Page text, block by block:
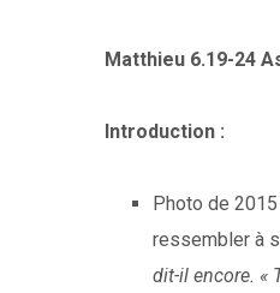
Matthieu 6.19-24
Introduction :
Photo de
ressembler à
dit-il encore. «